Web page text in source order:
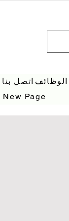
اتصل بنا الوظائف
New Page